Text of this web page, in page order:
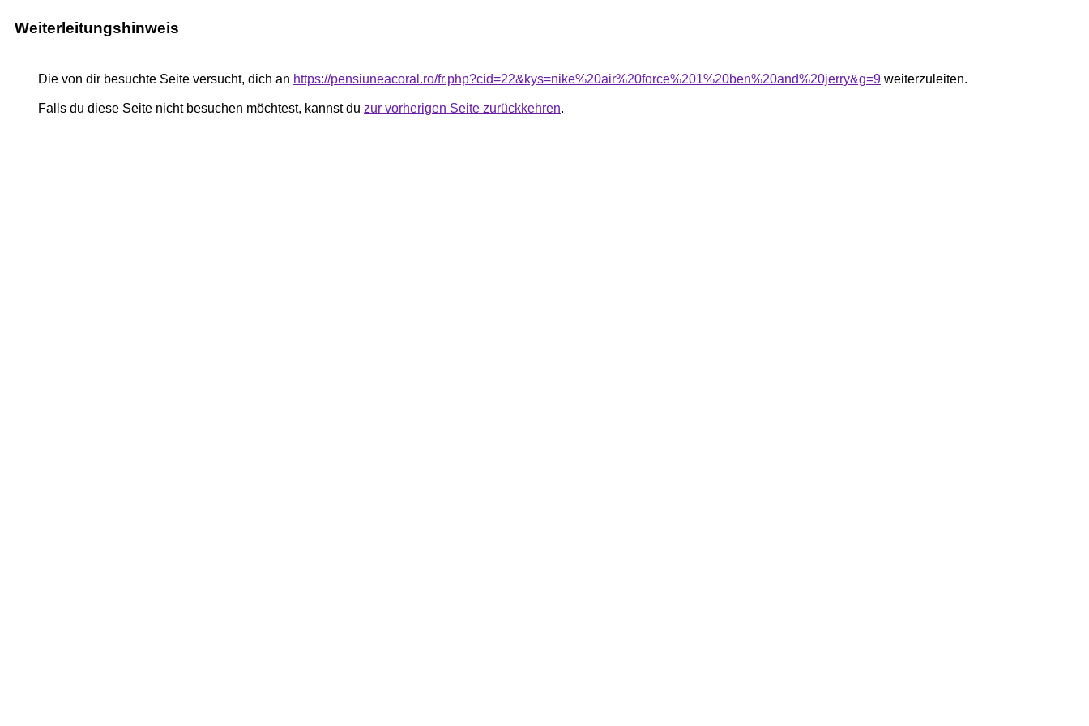
Weiterleitungshinweis
Die von dir besuchte Seite versucht, dich an https://pensiuneacoral.ro/fr.php?cid=22&kys=nike%20air%20force%201%20ben%20and%20jerry&g=9 weiterzuleiten.
Falls du diese Seite nicht besuchen möchtest, kannst du zur vorherigen Seite zurückkehren.